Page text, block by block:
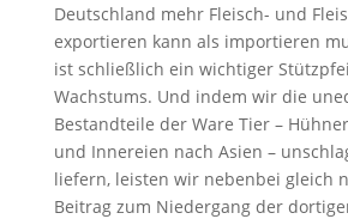
Deutschland mehr Fleisch- und
exportieren kann als importieren
ist schließlich ein wichtiger
Wachstums. Und indem wir die
Bestandteile der Ware Tier –
und Innereien nach Asien –
liefern, leisten wir nebenbei gleich
Beitrag zum Niedergang der